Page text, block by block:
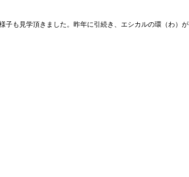
子も見学頂きました。昨年に引続き、エシカルの環（わ）が